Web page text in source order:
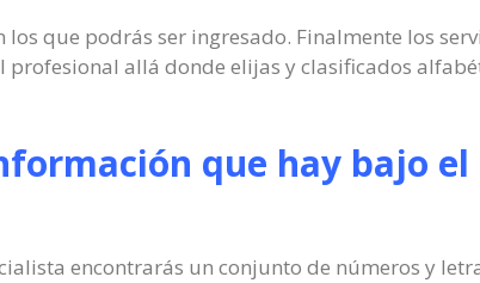
que podrás ser ingresado. Finalmente los
profesional allá donde elijas y clasificados
que hay bajo
encontrarás un conjunto de números y